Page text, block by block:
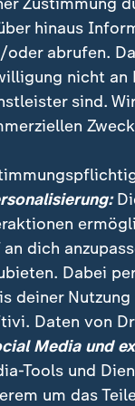
den
zweistellig",
Stimmung
neuen
wird abgehakt,
lag die
im
hinaus
oder abrufen.
nicht
sind.
an dich
Dabei
deiner
Daten von
Media und
Tools und
um das